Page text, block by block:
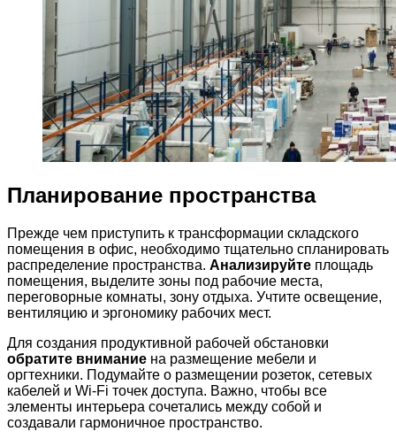
Планирование пространства
Прежде чем приступить к трансформации складского
помещения в офис, необходимо тщательно спланировать
распределение пространства. Анализируйте площадь
помещения, выделите зоны под рабочие места,
переговорные комнаты, зону отдыха. Учтите освещение,
вентиляцию и эргономику рабочих мест.
Для создания продуктивной рабочей обстановки
обратите внимание на размещение мебели и
оргтехники. Подумайте о размещении розеток, сетевых
кабелей и Wi-Fi точек доступа. Важно, чтобы все
элементы интерьера сочетались между собой и
создавали гармоничное пространство.